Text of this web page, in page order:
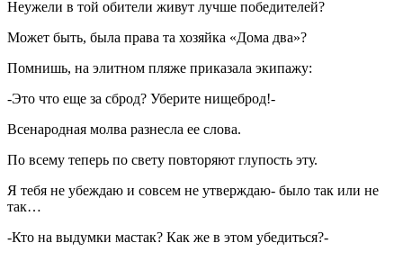
Неужели в той обители живут лучше победителей?
Может быть, была права та хозяйка «Дома два»?
Помнишь, на элитном пляже приказала экипажу:
-Это что еще за сброд? Уберите нищеброд!-
Всенародная молва разнесла ее слова.
По всему теперь по свету повторяют глупость эту.
Я тебя не убеждаю и совсем не утверждаю- было так или не
так…
-Кто на выдумки мастак? Как же в этом убедиться?-